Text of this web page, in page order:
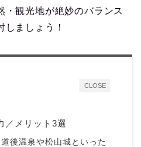
・観光地が絶妙のバランス
ましょう！
CLOSE
／メリット3選
後温泉や松山城といった